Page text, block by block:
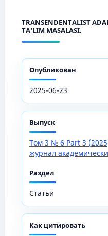
TRANSENDENTALIST
TA'LIM MASALASI.
Опубликован
2025-06-23
Выпуск
Том 3 № 6 Part 3
журнал
Раздел
Статьи
Как цитировать